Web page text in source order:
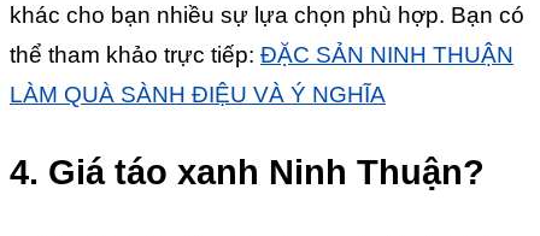
khác cho bạn nhiều sự lựa chọn phù hợp. Bạn có
thể tham khảo trực tiếp: ĐẶC SẢN NINH THUẬN
LÀM QUÀ SÀNH ĐIỆU VÀ Ý NGHĨA
4. Giá táo xanh Ninh Thuận?